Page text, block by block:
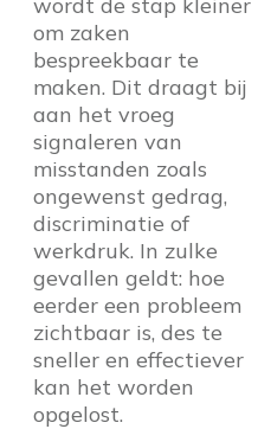
om zaken
bespreekbaar te
maken. Dit draagt bij
aan het vroeg
signaleren van
misstanden zoals
ongewenst gedrag,
discriminatie of
werkdruk. In zulke
gevallen geldt: hoe
eerder een probleem
zichtbaar is, des te
sneller en effectiever
kan het worden
opgelost.